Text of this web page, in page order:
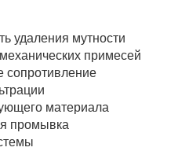
удаления мутности
примесей
сопротивление
материала
промывка